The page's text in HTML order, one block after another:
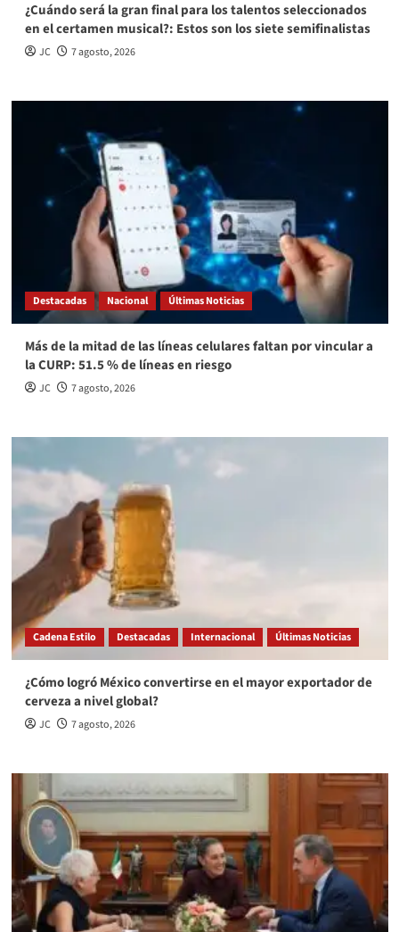
¿Cuándo será la gran final para los talentos seleccionados
en el certamen musical?: Estos son los siete semifinalistas
JC 7 agosto, 2026
Destacadas Nacional Últimas Noticias
Más de la mitad de las líneas celulares faltan por vincular a
la CURP: 51.5 % de líneas en riesgo
JC 7 agosto, 2026
Cadena Estilo Destacadas Internacional Últimas Noticias
¿Cómo logró México convertirse en el mayor exportador de
cerveza a nivel global?
JC 7 agosto, 2026